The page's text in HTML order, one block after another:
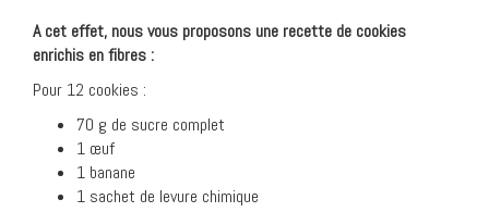
A cet effet, nous vous proposons une recette de cookies
enrichis en fibres :
Pour 12 cookies :
70 g de sucre complet
1 œuf
1 banane
1 sachet de levure chimique